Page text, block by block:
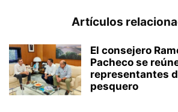
Artículos
El consejero
Pacheco se
representantes
pesquero